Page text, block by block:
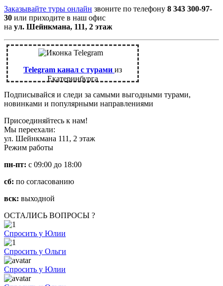
Заказывайте туры онлайн звоните по телефону 8 343 300-97-
30 или приходите в наш офис
на ул. Шейнкмана, 111, 2 этаж
Telegram канал с турами из
Екатеринбурга
Подписывайся и следи за самыми выгодными турами,
новинками и популярными направлениями
Присоединяйтесь к нам!
Мы переехали:
ул. Шейнкмана 111, 2 этаж
Режим работы
пн-пт: с 09:00 до 18:00
сб: по согласованию
вск: выходной
ОСТАЛИСЬ ВОПРОСЫ ?
Спросить у Юлии
Спросить у Ольги
Спросить у Юлии